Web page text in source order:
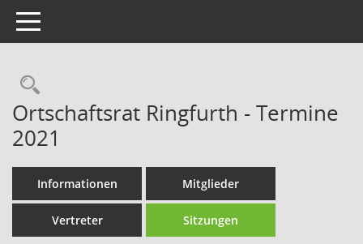
Toggle navigation
Rechercheauswahl
Ortschaftsrat Ringfurth - Termine
2021
Informationen Mitglieder
Vertreter Sitzungen